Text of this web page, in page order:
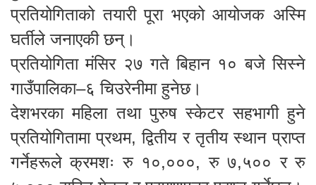
प्रतियोगिताको तयारी पूरा भएको आयोजक अस्मि
घर्तीले जनाएकी छन्।
प्रतियोगिता मंसिर २७ गते बिहान १० बजे सिस्ने
गाउँपालिका–६ चिउरेनीमा हुनेछ।
देशभरका महिला तथा पुरुष स्केटर सहभागी हुने
प्रतियोगितामा प्रथम, द्वितीय र तृतीय स्थान प्राप्त
गर्नेहरूले क्रमशः रु १०,०००, रु ७,५०० र रु